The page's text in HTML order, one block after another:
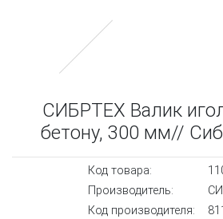
СИБРТЕХ Валик
бетону, 300 мм//
Код товара:
Производитель:
Код производителя: